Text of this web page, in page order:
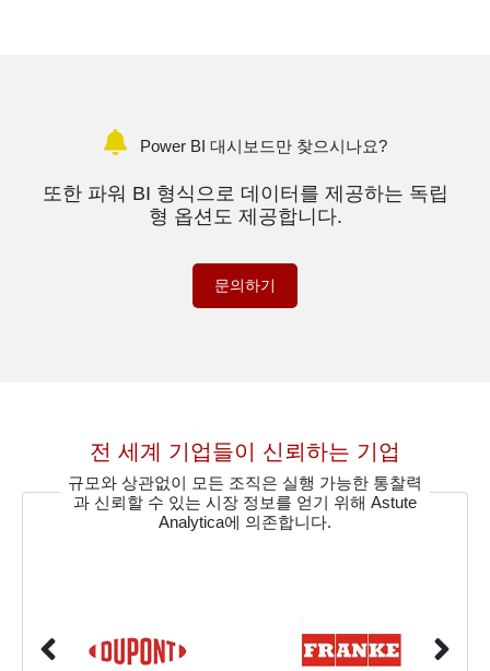
Power BI 대시보드만 찾으시나요?
또한 파워 BI 형식으로 데이터를 제공하는 독립
형 옵션도 제공합니다.
문의하기
전 세계 기업들이 신뢰하는 기업
규모와 상관없이 모든 조직은 실행 가능한 통찰력
과 신뢰할 수 있는 시장 정보를 얻기 위해 Astute
Analytica에 의존합니다.